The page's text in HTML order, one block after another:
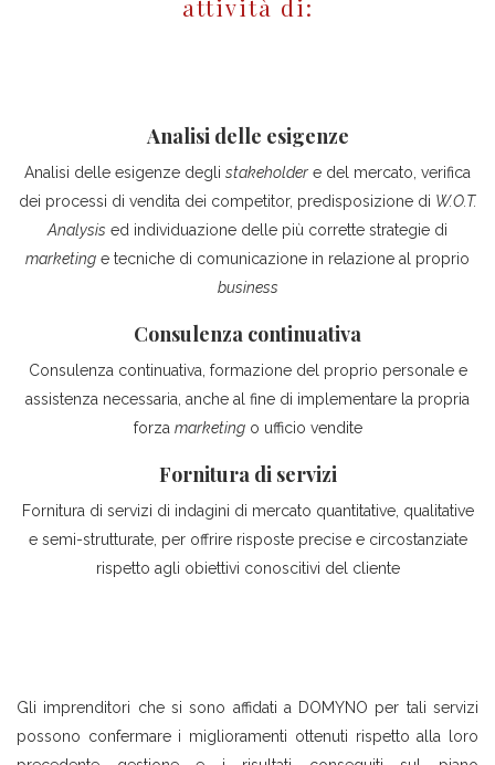
attività di:
Analisi delle esigenze
Analisi delle esigenze degli stakeholder e del mercato, verifica
dei processi di vendita dei competitor, predisposizione di W.O.T.
Analysis ed individuazione delle più corrette strategie di
marketing e tecniche di comunicazione in relazione al proprio
business
Consulenza continuativa
Consulenza continuativa, formazione del proprio personale e
assistenza necessaria, anche al fine di implementare la propria
forza marketingo ufficio vendite
Fornitura di servizi
Fornitura di servizi di indagini di mercato quantitative, qualitative
e semi-strutturate, per offrire risposte precise e circostanziate
rispetto agli obiettivi conoscitivi del cliente
Gli imprenditori che si sono affidati a DOMYNO per tali servizi
possono confermare i miglioramenti ottenuti rispetto alla loro